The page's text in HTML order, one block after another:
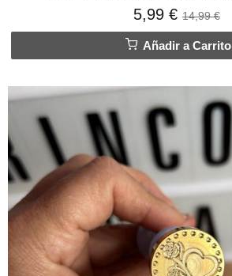
5,99 € 14,99 €
Añadir a Carrito